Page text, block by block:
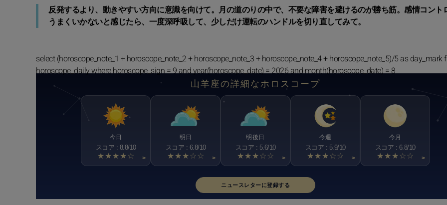
反発するより、動きやすい方向に意識を向けて。月の道のりの中で、不要な障害を避けるのが勝ち筋。感情コント
うまくいかないと感じたら、一度深呼吸して、少しだけ運転のハンドルを切り直してみて。
select (horoscope_note_1 + horoscope_note_2 + horoscope_note_3 + horoscope_note_4 + horoscope_note_5)/5 as day_mark
horoscope_daily where horoscope_sign = 9 and year(horoscope_date) = 2026 and month(horoscope_date) = 8
山羊座の詳細なホロスコープ
今日
スコア : 8.8/10
★★★★☆ >
明日
スコア : 6.8/10
★★★☆☆ >
明後日
スコア : 5.6/10
★★★☆☆ >
今週
スコア : 5.9/10
★★★☆☆ >
今月
スコア : 6.8/10
★★★☆☆ >
ニュースレターに登録する